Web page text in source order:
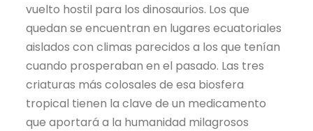
vuelto hostil para los dinosaurios. Los que
quedan se encuentran en lugares ecuatoriales
aislados con climas parecidos a los que tenían
cuando prosperaban en el pasado. Las tres
criaturas más colosales de esa biosfera
tropical tienen la clave de un medicamento
que aportará a la humanidad milagrosos